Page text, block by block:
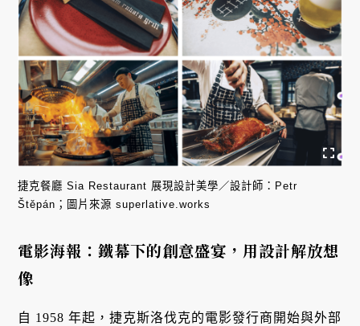
捷克餐廳 Sia Restaurant 展現設計美學／設計師：Petr
Štěpán；圖片來源 superlative.works
電影海報：鐵幕下的創意盛宴，用設計解放想
像
自 1958 年起，捷克斯洛伐克的電影發行商開始與外部